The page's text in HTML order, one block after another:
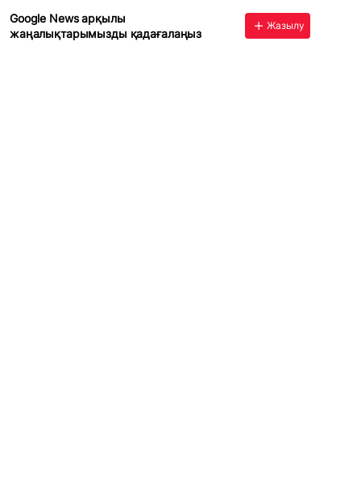
Google News арқылы
жаңалықтарымызды қадағалаңыз
Жазылу